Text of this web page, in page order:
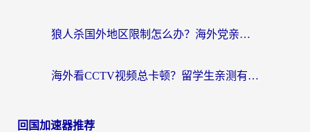
狼人杀国外地区限制怎么办？海外党亲测有效的全场景回国加速指南
海外看CCTV视频总卡顿？留学生亲测有效的回国加速器选择指南
回国加速器推荐